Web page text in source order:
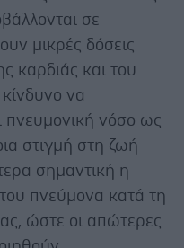
σε
μικρές δόσεις
καρδιάς και του
να
πνευμονική νόσο ως
στιγμή στη ζωή
σημαντική η
πνεύμονα κατά τη
ώστε οι απώτερες